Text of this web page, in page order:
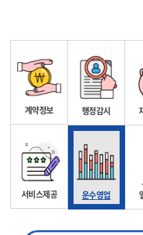
계약정보 행정감시
서비스제공 운수영업